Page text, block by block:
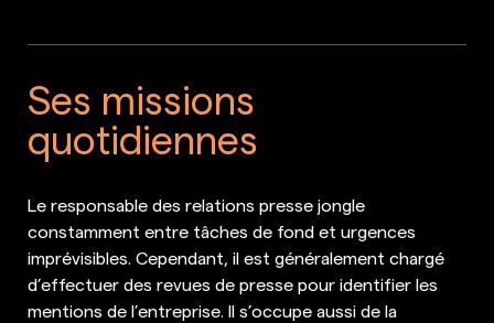
Ses missions
quotidiennes
Le responsable des relations presse jongle
constamment entre tâches de fond et urgences
imprévisibles. Cependant, il est généralement chargé
d’effectuer des revues de presse pour identifier les
mentions de l’entreprise. Il s’occupe aussi de la